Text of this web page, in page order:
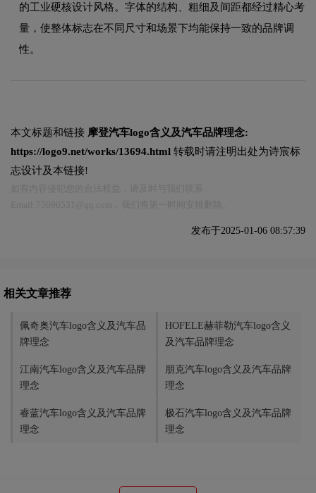
的工业硬核设计风格。字体的结构、粗细及间距都经过精心考
量，使整体标志在不同尺寸和场景下均能保持一致的品牌调
性。
本文标题和链接 摩登汽车logo含义及汽车品牌理念:
https://logo9.net/works/13694.html 转载时请注明出处为诗宸标
志设计及本链接!
发布于2025-01-06 08:57:39
相关文章推荐
佩奇奥汽车logo含义及汽车品
牌理念
HOFELE赫菲勒汽车logo含义
及汽车品牌理念
‌江南汽车logo含义及汽车品牌
理念
朋克汽车logo含义及汽车品牌
理念
睿蓝汽车logo含义及汽车品牌
理念
极石汽车logo含义及汽车品牌
理念